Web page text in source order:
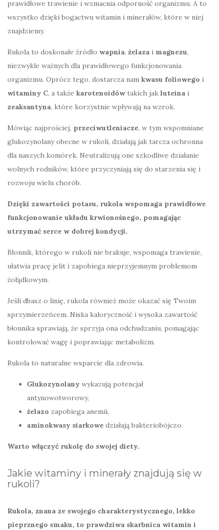
prawidłowe trawienie i wzmacnia odporność organizmu. A to
wszystko dzięki bogactwu witamin i minerałów, które w niej
znajdziemy.
Rukola to doskonałe źródło wapnia, żelaza i magnezu,
niezwykle ważnych dla prawidłowego funkcjonowania
organizmu. Oprócz tego, dostarcza nam kwasu foliowego i
witaminy C, a także karotenoidów takich jak luteina i
zeaksantyna, które korzystnie wpływają na wzrok.
Mówiąc najprościej, przeciwutleniacze, w tym wspomniane
glukozynolany obecne w rukoli, działają jak tarcza ochronna
dla naszych komórek. Neutralizują one szkodliwe działanie
wolnych rodników, które przyczyniają się do starzenia się i
rozwoju wielu chorób.
Dzięki zawartości potasu, rukola wspomaga prawidłowe
funkcjonowanie układu krwionośnego, pomagając
utrzymać serce w dobrej kondycji.
Błonnik, którego w rukoli nie brakuje, wspomaga trawienie,
ułatwia pracę jelit i zapobiega nieprzyjemnym problemom
żołądkowym.
Jeśli dbasz o linię, rukola również może okazać się Twoim
sprzymierzeńcem. Niska kaloryczność i wysoka zawartość
błonnika sprawiają, że sprzyja ona odchudzaniu, pomagając
kontrolować wagę i poprawiając metabolizm.
Rukola to naturalne wsparcie dla zdrowia.
Glukozynolany wykazują potencjał
antynowotworowy,
żelazo zapobiega anemii,
aminokwasy siarkowe działają bakteriobójczo.
Warto włączyć rukolę do swojej diety.
Jakie witaminy i minerały znajdują się w
rukoli?
Rukola, znana ze swojego charakterystycznego, lekko
pieprznego smaku, to prawdziwa skarbnica witamin i